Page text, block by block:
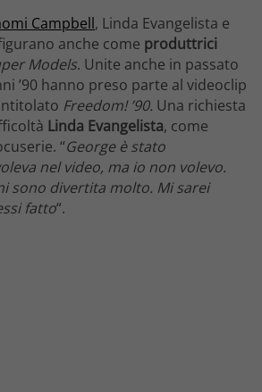
Campbell, Linda Evangelista e
anche come produttrici
Models. Unite anche in passato
’90 hanno preso parte al videoclip
Freedom! ’90. Una richiesta
Linda Evangelista, come
“George è stato
nel video, ma io non volevo.
sono divertita molto. Mi sarei
fatto“.